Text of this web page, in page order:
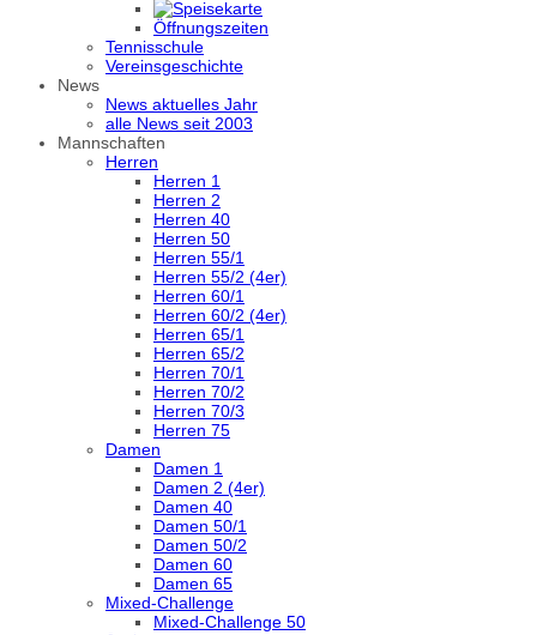
Öffnungszeiten
Tennisschule
Vereinsgeschichte
News
News aktuelles Jahr
alle News seit 2003
Mannschaften
Herren
Herren 1
Herren 2
Herren 40
Herren 50
Herren 55/1
Herren 55/2 (4er)
Herren 60/1
Herren 60/2 (4er)
Herren 65/1
Herren 65/2
Herren 70/1
Herren 70/2
Herren 70/3
Herren 75
Damen
Damen 1
Damen 2 (4er)
Damen 40
Damen 50/1
Damen 50/2
Damen 60
Damen 65
Mixed-Challenge
Mixed-Challenge 50